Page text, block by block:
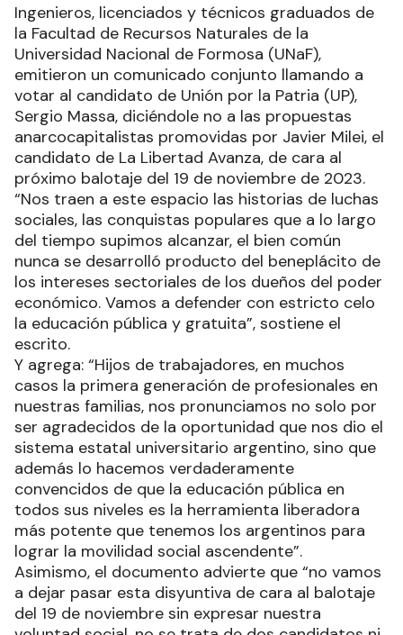
Ingenieros, licenciados y técnicos graduados de
la Facultad de Recursos Naturales de la
Universidad Nacional de Formosa (UNaF),
emitieron un comunicado conjunto llamando a
votar al candidato de Unión por la Patria (UP),
Sergio Massa, diciéndole no a las propuestas
anarcocapitalistas promovidas por Javier Milei, el
candidato de La Libertad Avanza, de cara al
próximo balotaje del 19 de noviembre de 2023.
“Nos traen a este espacio las historias de luchas
sociales, las conquistas populares que a lo largo
del tiempo supimos alcanzar, el bien común
nunca se desarrolló producto del beneplácito de
los intereses sectoriales de los dueños del poder
económico. Vamos a defender con estricto celo
la educación pública y gratuita”, sostiene el
escrito.
Y agrega: “Hijos de trabajadores, en muchos
casos la primera generación de profesionales en
nuestras familias, nos pronunciamos no solo por
ser agradecidos de la oportunidad que nos dio el
sistema estatal universitario argentino, sino que
además lo hacemos verdaderamente
convencidos de que la educación pública en
todos sus niveles es la herramienta liberadora
más potente que tenemos los argentinos para
lograr la movilidad social ascendente”.
Asimismo, el documento advierte que “no vamos
a dejar pasar esta disyuntiva de cara al balotaje
del 19 de noviembre sin expresar nuestra